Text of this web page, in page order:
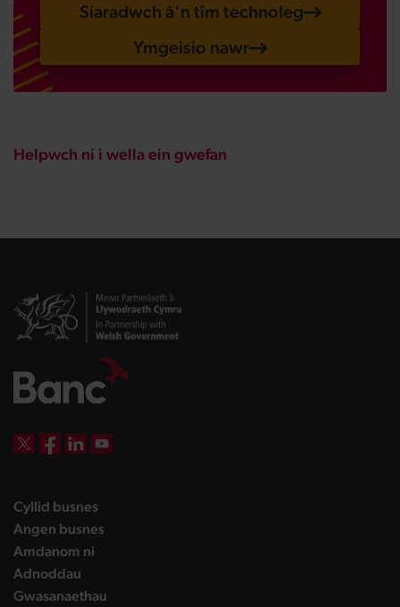
Siaradwch â'n tîm technoleg
Ymgeisio nawr
Helpwch ni i wella ein gwefan
Cyllid busneslanding page
Angen busneslanding page
Amdanom ni
Adnoddau
Gwasanaethau